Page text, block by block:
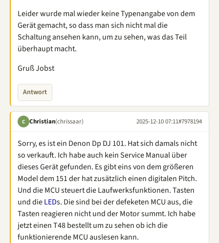
Leider wurde mal wieder keine Typenangabe von dem
Gerät gemacht, so dass man sich nicht mal die
Schaltung ansehen kann, um zu sehen, was das Teil
überhaupt macht.
Gruß Jobst
Antwort
C Christian(chrissaar) 2025-12-10 07:11#7978194
Sorry, es ist ein Denon Dp DJ 101. Hat sich damals nicht
so verkauft. Ich habe auch kein Service Manual über
dieses Gerät gefunden. Es gibt eins von dem größeren
Model dem 151 der hat zusätzlich einen digitalen Pitch.
Und die MCU steuert die Laufwerksfunktionen. Tasten
und dieLEDs. Die sind bei der defeketen MCU aus, die
Tasten reagieren nicht und der Motor summt. Ich habe
jetzt einen T48 bestellt um zu sehen ob ich die
funktionierende MCU auslesen kann.